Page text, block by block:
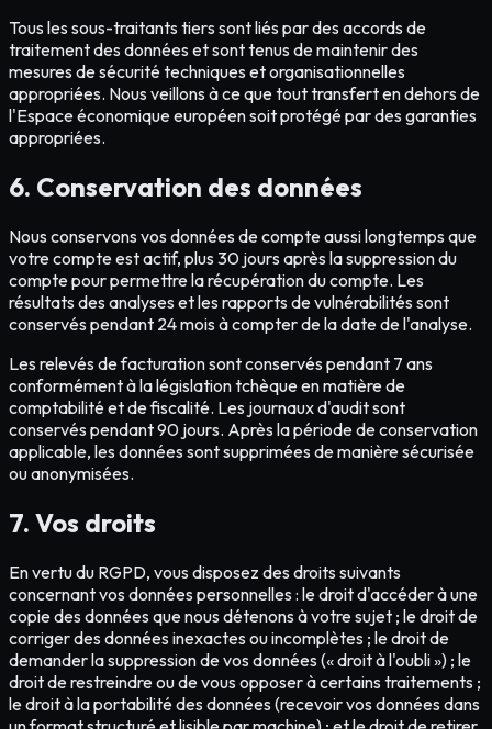
Tous les sous-traitants tiers sont liés par des accords de
traitement des données et sont tenus de maintenir des
mesures de sécurité techniques et organisationnelles
appropriées. Nous veillons à ce que tout transfert en dehors de
l'Espace économique européen soit protégé par des garanties
appropriées.
6. Conservation des données
Nous conservons vos données de compte aussi longtemps que
votre compte est actif, plus 30 jours après la suppression du
compte pour permettre la récupération du compte. Les
résultats des analyses et les rapports de vulnérabilités sont
conservés pendant 24 mois à compter de la date de l'analyse.
Les relevés de facturation sont conservés pendant 7 ans
conformément à la législation tchèque en matière de
comptabilité et de fiscalité. Les journaux d'audit sont
conservés pendant 90 jours. Après la période de conservation
applicable, les données sont supprimées de manière sécurisée
ou anonymisées.
7. Vos droits
En vertu du RGPD, vous disposez des droits suivants
concernant vos données personnelles : le droit d'accéder à une
copie des données que nous détenons à votre sujet ; le droit de
corriger des données inexactes ou incomplètes ; le droit de
demander la suppression de vos données (« droit à l'oubli ») ; le
droit de restreindre ou de vous opposer à certains traitements ;
le droit à la portabilité des données (recevoir vos données dans